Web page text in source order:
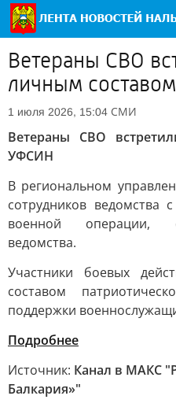
Ветераны СВО
личным
1 июля 2026, 15:04 СМИ
Ветераны СВО
УФСИН
В региональном
сотрудников ведомства
военной операции,
ведомства.
Участники боевых
составом
поддержки
Подробнее
Источник: Канал в МАКС
Балкария»"